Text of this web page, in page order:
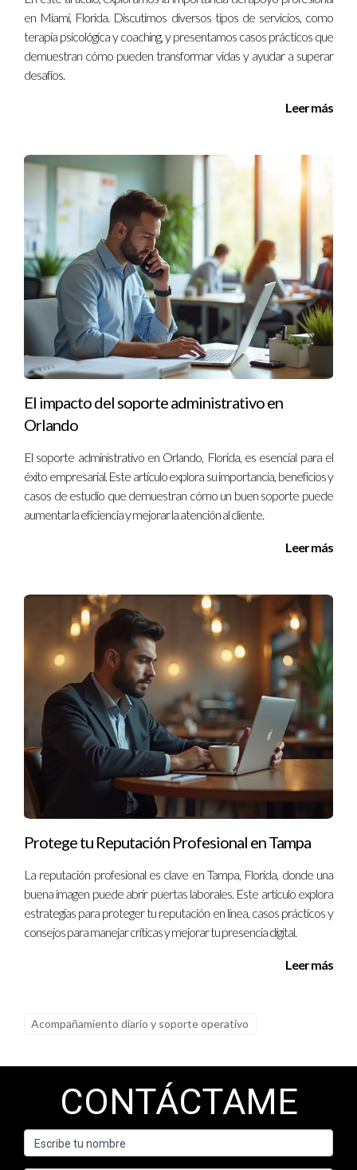
¿Debo involucrar a otros en la gestión de mi
reputación?
A veces es útil contar con un especialista en gestión de
reputación para monitorear y mejorar tu imagen pública.
desde cero?
Ofrece un excelente servicio al cliente, comunica claramente
tus intenciones y busca constantemente mejorar tus
habilidades profesionales.
Ignacio Valenzuela es
en Miami, Florida. Discutimos diversos tipos de servicios, como
terapia psicológica y coaching, y presentamos casos prácticos que
demuestran cómo pueden transformar vidas y ayudar a superar
desafíos.
Leer más
El impacto del soporte administrativo en
Orlando
El soporte administrativo en Orlando, Florida, es esencial para el
éxito empresarial. Este artículo explora su importancia, beneficios y
casos de estudio que demuestran cómo un buen soporte puede
aumentar la eficiencia y mejorar la atención al cliente.
Leer más
Protege tu Reputación Profesional en Tampa
La reputación profesional es clave en Tampa, Florida, donde una
buena imagen puede abrir puertas laborales. Este artículo explora
estrategias para proteger tu reputación en línea, casos prácticos y
consejos para manejar críticas y mejorar tu presencia digital.
Leer más
Acompañamiento diario y soporte operativo
CONTÁCTAME